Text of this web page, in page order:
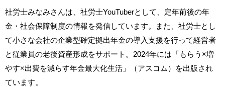
社労士みなみさんは、社労士YouTuberとして、定年前後の年
金・社会保障制度の情報を発信しています。また、社労士とし
て小さな会社の企業型確定拠出年金の導入支援を行って経営者
と従業員の老後資産形成をサポート。2024年には「もらう×増
やす×出費を減らす年金最大化生活」（アスコム）を出版され
ています。